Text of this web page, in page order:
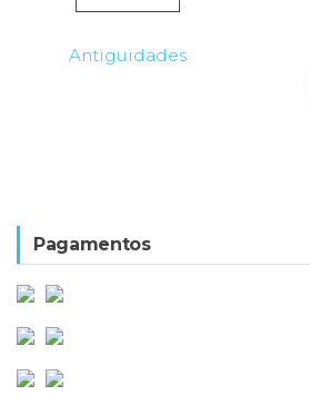
era:
Antiguidades
Pagamentos